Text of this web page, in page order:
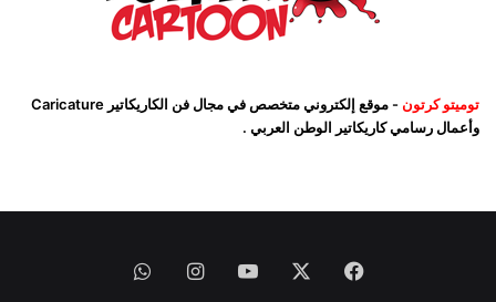
توميتو كرتون
- موقع إلكتروني متخصص في مجال فن الكاريكاتير Caricature
وأعمال رسامي كاريكاتير الوطن العربي .
فيسبوك ‫YouTubeانستقرامواتساب